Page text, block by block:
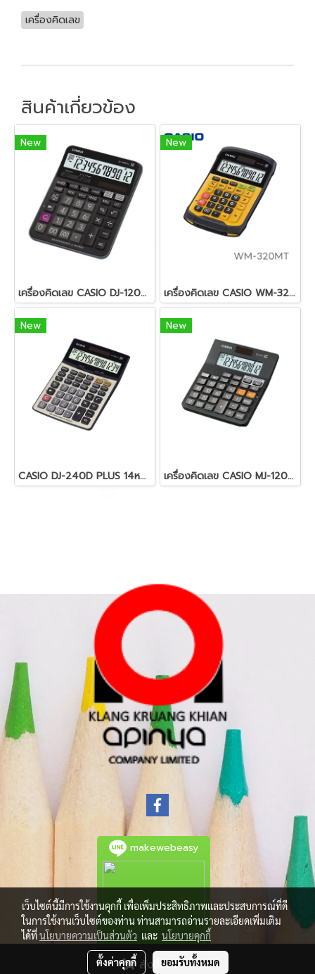
สั่งซื้อสินค้า
เครื่องคิดเลข
สินค้าเกี่ยวข้อง
New
เครื่องคิดเลข CASIO DJ-120D PLUS
New
เครื่องคิดเลข CASIO WM-320MT
New
CASIO DJ-240D PLUS 14หลัก
New
เครื่องคิดเลข CASIO MJ-120D PLUS
makewebeasy
เว็บไซต์นี้มีการใช้งานคุกกี้ เพื่อเพิ่มประสิทธิภาพและประสบการณ์ที่ดี
ในการใช้งานเว็บไซต์ของท่าน ท่านสามารถอ่านรายละเอียดเพิ่มเติม
ได้ที่นโยบายความเป็นส่วนตัว และ นโยบายคุกกี้
ตั้งค่าคุกกี้ ยอมรับทั้งหมด